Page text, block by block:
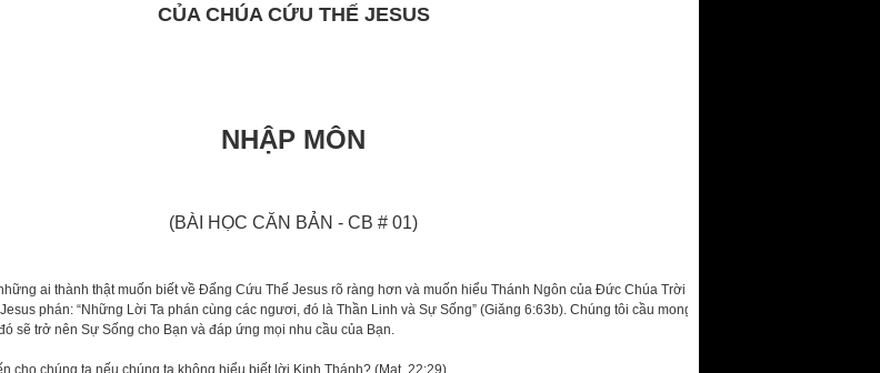
CỦA CHÚA CỨU THẾ JESUS
NHẬP MÔN
(BÀI HỌC CĂN BẢN - CB # 01)
ai thành thật muốn biết về Đấng Cứu Thế Jesus rõ ràng hơn và muốn hiểu Thánh Ngôn của Đức Chúa Trời sâu
phán: “Những Lời Ta phán cùng các ngươi, đó là Thần Linh và Sự Sống” (Giăng 6:63b). Chúng tôi cầu mong khi
sẽ trở nên Sự Sống cho Bạn và đáp ứng mọi nhu cầu của Bạn.
cho chúng ta nếu chúng ta không hiểu biết lời Kinh Thánh? (Mat. 22:29)